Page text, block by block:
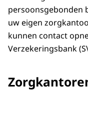
persoonsgebonden
uw eigen
kunnen contact
Verzekeringsbank